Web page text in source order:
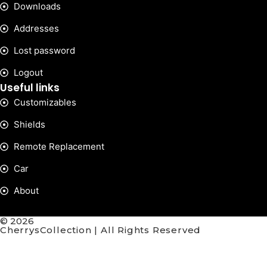
Downloads
Addresses
Lost password
Logout
Useful links
Customizables
Shields
Remote Replacement
Car
About
© 2026
CherrysCollection | All Rights Reserved